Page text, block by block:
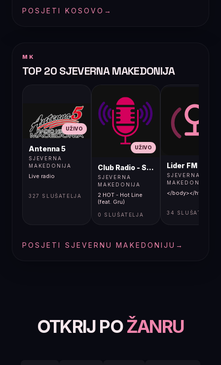
POSJETI KOSOVO →
MK
TOP 20 SJEVERNA MAKEDONIJA
UŽIVO
Antenna 5
SJEVERNA
MAKEDONIJA
Live radio
327 SLUŠATELJA
UŽIVO
Club Radio - Skopje, Mcedonia
SJEVERNA
MAKEDONIJA
2 HOT - Hot Line
(feat. Gru)
0 SLUŠATELJA
Lider FM 107,4
SJEVERNA
MAKEDONIJA
</body></html>
34 SLUŠATELJA
POSJETI SJEVERNU MAKEDONIJU →
OTKRIJ POŽANRU